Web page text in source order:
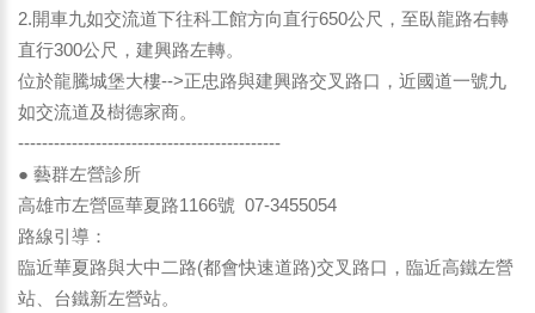
2.開車九如交流道下往科工館方向直行650公尺，至臥龍路右轉
直行300公尺，建興路左轉。
位於龍騰城堡大樓-->正忠路與建興路交叉路口，近國道一號九
如交流道及樹德家商。
--------------------------------------------
● 藝群左營診所
高雄市左營區華夏路1166號 07-3455054
路線引導：
臨近華夏路與大中二路(都會快速道路)交叉路口，臨近高鐵左營
站、台鐵新左營站。